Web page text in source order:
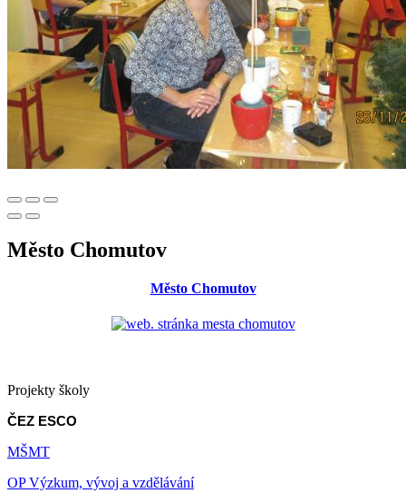
Město Chomutov
Město Chomutov
Projekty školy
ČEZ ESCO
MŠMT
OP Výzkum, vývoj a vzdělávání